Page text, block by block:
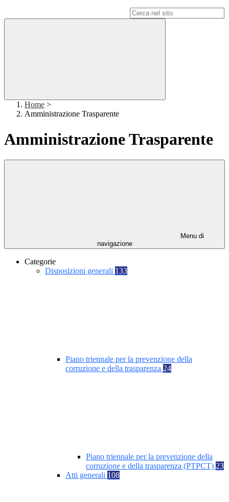
Home >
Amministrazione Trasparente
Amministrazione Trasparente
Menu di
navigazione
Categorie
Disposizioni generali 133
Piano triennale per la prevenzione della
corruzione e della trasparenza 24
Piano triennale per la prevenzione della
corruzione e della trasparenza (PTPCT) 23
Atti generali 108